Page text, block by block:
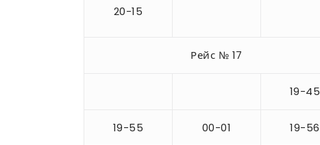
20-15
Рейс № 17
19-45
19-55 00-01 19-56